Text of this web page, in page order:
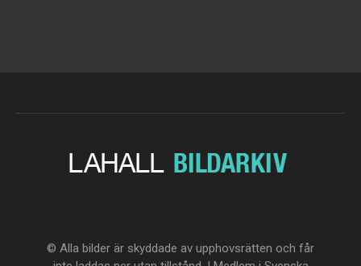
© Alla bilder är skyddade av upphovsrätten och får